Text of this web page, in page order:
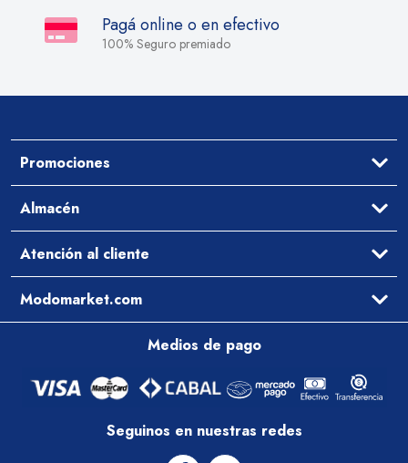
Pagá online o en efectivo
100% Seguro premiado
Promociones
Almacén
Arroz y Legumbres
Pastas Secas y Salsas
Atención al cliente
Cómo comprar
Modomarket.com
Zona de cobertura
Política de entregas
Condiciones Comerciales
Medios de pago
Seguinos en nuestras redes